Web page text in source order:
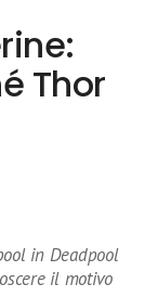
Thor
in Deadpool
il motivo